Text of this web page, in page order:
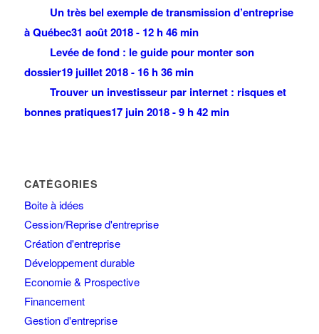
Un très bel exemple de transmission d’entreprise
à Québec31 août 2018 - 12 h 46 min
Levée de fond : le guide pour monter son
dossier19 juillet 2018 - 16 h 36 min
Trouver un investisseur par internet : risques et
bonnes pratiques17 juin 2018 - 9 h 42 min
CATÉGORIES
Boite à idées
Cession/Reprise d'entreprise
Création d'entreprise
Développement durable
Economie & Prospective
Financement
Gestion d'entreprise